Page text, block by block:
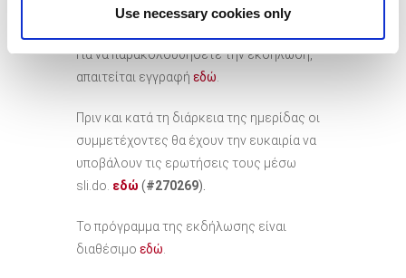
Use necessary cookies only
διαδικτυακά μέσω της πλατφόρμας Zoom.
Για να παρακολουθήσετε την εκδήλωση,
απαιτείται εγγραφή εδώ.
Πριν και κατά τη διάρκεια της ημερίδας οι
συμμετέχοντες θα έχουν την ευκαιρία να
υποβάλουν τις ερωτήσεις τους μέσω
sli.do. εδώ (#270269).
Το πρόγραμμα της εκδήλωσης είναι
διαθέσιμο εδώ.